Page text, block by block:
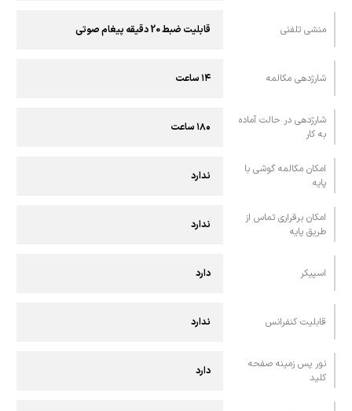
منشی تلفنی قابلیت ضبط 20 دقیقه پیغام صوتی
شارژدهی مکالمه ۱۴ ساعت
شارژدهی در حالت آماده‌
به‌ کار
۱۸۰ ساعت
امکان مکالمه گوشی با
پايه
ندارد
امکان برقراری تماس از
طريق پايه
ندارد
اسپيکر دارد
قابليت کنفرانس ندارد
نور پس زمینه صفحه
کلید
دارد